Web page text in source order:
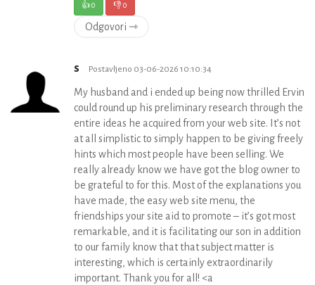
👍0 👎0
Odgovori ⇾
s Postavljeno 03-06-2026 10:10:34
My husband and i ended up being now thrilled Ervin
could round up his preliminary research through the
entire ideas he acquired from your web site. It’s not
at all simplistic to simply happen to be giving freely
hints which most people have been selling. We
really already know we have got the blog owner to
be grateful to for this. Most of the explanations you
have made, the easy web site menu, the
friendships your site aid to promote – it’s got most
remarkable, and it is facilitating our son in addition
to our family know that that subject matter is
interesting, which is certainly extraordinarily
important. Thank you for all! <a